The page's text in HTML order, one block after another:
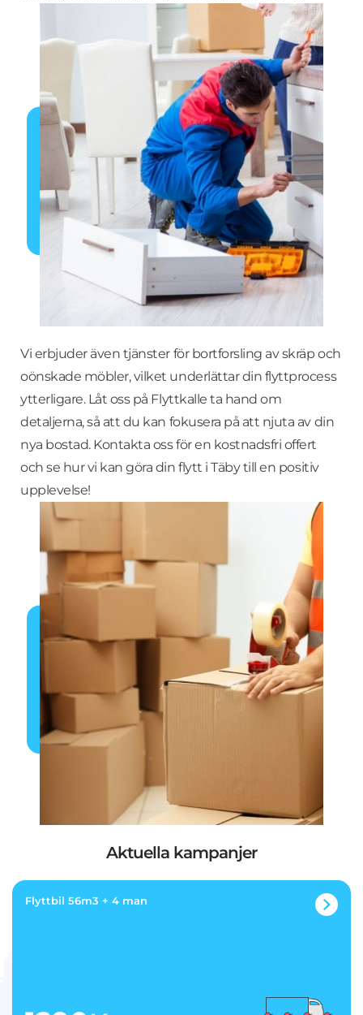
Vi erbjuder även tjänster för bortforsling av skräp och
oönskade möbler, vilket underlättar din flyttprocess
ytterligare. Låt oss på Flyttkalle ta hand om
detaljerna, så att du kan fokusera på att njuta av din
nya bostad. Kontakta oss för en kostnadsfri offert
och se hur vi kan göra din flytt i Täby till en positiv
upplevelse!
Aktuella kampanjer
Flyttbil 56m3 + 4 man